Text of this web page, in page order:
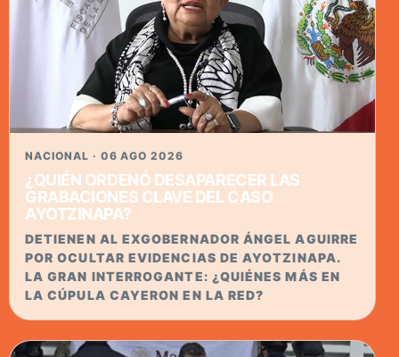
NACIONAL · 06 AGO 2026
¿QUIÉN ORDENÓ DESAPARECER LAS
GRABACIONES CLAVE DEL CASO
AYOTZINAPA?
DETIENEN AL EXGOBERNADOR ÁNGEL AGUIRRE
POR OCULTAR EVIDENCIAS DE AYOTZINAPA.
LA GRAN INTERROGANTE: ¿QUIÉNES MÁS EN
LA CÚPULA CAYERON EN LA RED?